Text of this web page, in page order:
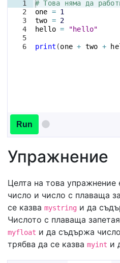
1
2
3
4
5
6
# Това няма да
one = 1
two = 2
hello = "hello"
print (one + two +
Run
Упражнение
Целта на това упражнение
число и число с плаваща
се казва mystring и да
Числото с плаваща
myfloat и да съдържа
трябва да се казва myint и